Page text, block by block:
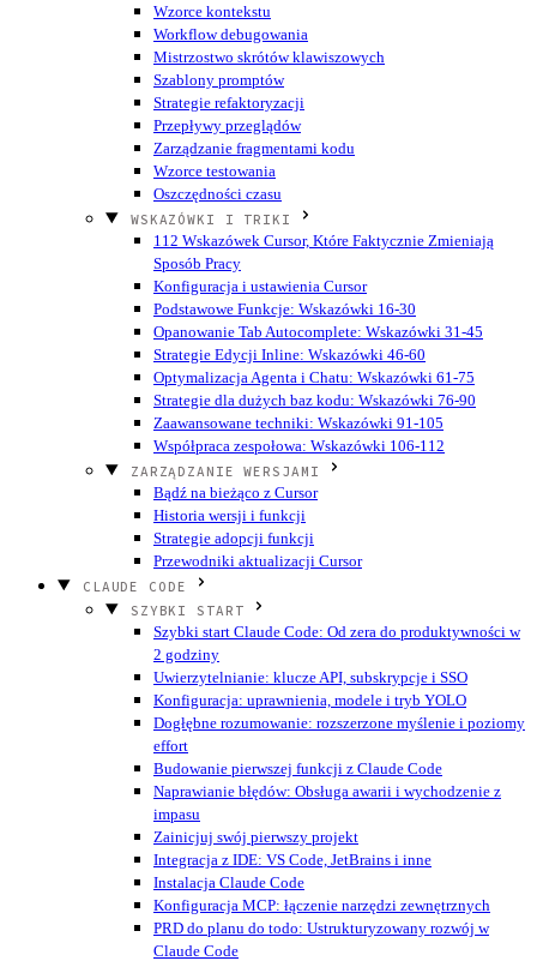
Wzorce kontekstu
Workflow debugowania
Mistrzostwo skrótów klawiszowych
Szablony promptów
Strategie refaktoryzacji
Przepływy przeglądów
Zarządzanie fragmentami kodu
Wzorce testowania
Oszczędności czasu
WSKAZÓWKI I TRIKI
112 Wskazówek Cursor, Które Faktycznie Zmieniają
Sposób Pracy
Konfiguracja i ustawienia Cursor
Podstawowe Funkcje: Wskazówki 16-30
Opanowanie Tab Autocomplete: Wskazówki 31-45
Strategie Edycji Inline: Wskazówki 46-60
Optymalizacja Agenta i Chatu: Wskazówki 61-75
Strategie dla dużych baz kodu: Wskazówki 76-90
Zaawansowane techniki: Wskazówki 91-105
Współpraca zespołowa: Wskazówki 106-112
ZARZĄDZANIE WERSJAMI
Bądź na bieżąco z Cursor
Historia wersji i funkcji
Strategie adopcji funkcji
Przewodniki aktualizacji Cursor
CLAUDE CODE
SZYBKI START
Szybki start Claude Code: Od zera do produktywności w
2 godziny
Uwierzytelnianie: klucze API, subskrypcje i SSO
Konfiguracja: uprawnienia, modele i tryb YOLO
Dogłębne rozumowanie: rozszerzone myślenie i poziomy
effort
Budowanie pierwszej funkcji z Claude Code
Naprawianie błędów: Obsługa awarii i wychodzenie z
impasu
Zainicjuj swój pierwszy projekt
Integracja z IDE: VS Code, JetBrains i inne
Instalacja Claude Code
Konfiguracja MCP: łączenie narzędzi zewnętrznych
PRD do planu do todo: Ustrukturyzowany rozwój w
Claude Code